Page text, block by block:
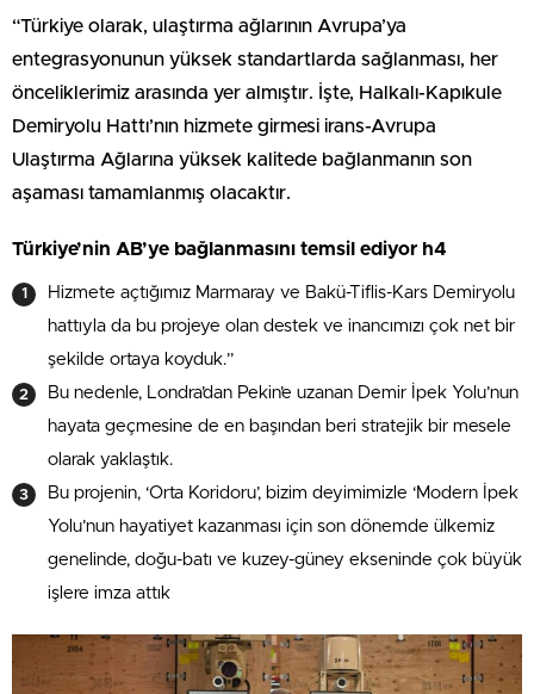
“Türkiye olarak, ulaştırma ağlarının Avrupa’ya
entegrasyonunun yüksek standartlarda sağlanması, her
önceliklerimiz arasında yer almıştır. İşte, Halkalı-Kapıkule
Demiryolu Hattı’nın hizmete girmesi irans-Avrupa
Ulaştırma Ağlarına yüksek kalitede bağlanmanın son
aşaması tamamlanmış olacaktır.
Türkiye’nin AB’ye bağlanmasını temsil ediyor h4
Hizmete açtığımız Marmaray ve Bakü-Tiflis-Kars Demiryolu
hattıyla da bu projeye olan destek ve inancımızı çok net bir
şekilde ortaya koyduk.”
Bu nedenle, Londra’dan Pekin’e uzanan Demir İpek Yolu’nun
hayata geçmesine de en başından beri stratejik bir mesele
olarak yaklaştık.
Bu projenin, ‘Orta Koridoru’, bizim deyimimizle ‘Modern İpek
Yolu’nun hayatiyet kazanması için son dönemde ülkemiz
genelinde, doğu-batı ve kuzey-güney ekseninde çok büyük
işlere imza attık